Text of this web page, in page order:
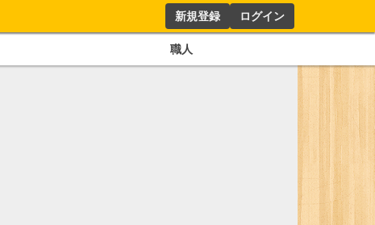
新規登録 ログイン
職人